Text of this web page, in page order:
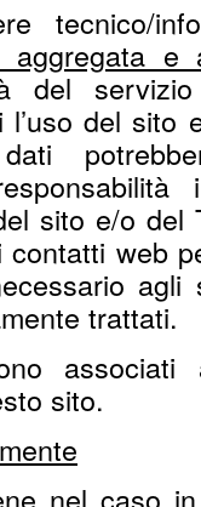
tecnico/
e
del
l’uso del
sito e/o del
web
trattati.
associati
sito.